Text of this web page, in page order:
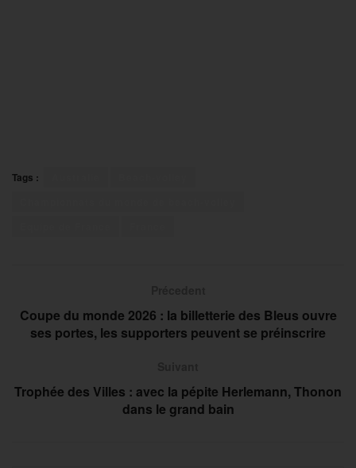
Tags :
Coupe du monde 2026 : la billetterie des Bleus ouvre
ses portes, les supporters peuvent se préinscrire
Trophée des Villes : avec la pépite Herlemann, Thonon
dans le grand bain